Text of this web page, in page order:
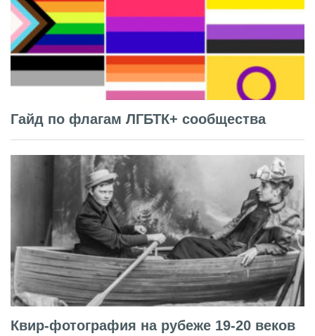
Гайд по флагам ЛГБТК+ сообщества
Квир-фотография на рубеже 19-20 веков